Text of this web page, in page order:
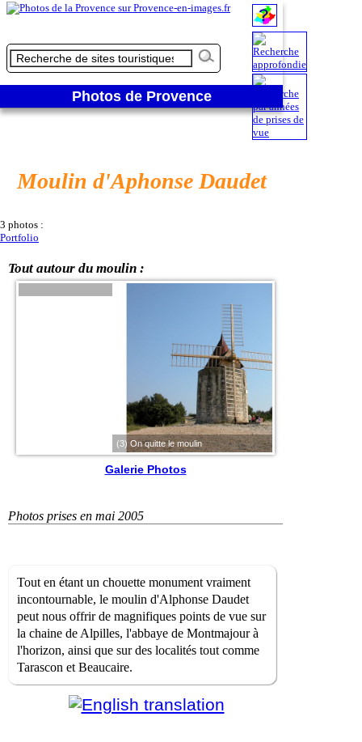
Photos de Provence
Moulin d'Aphonse Daudet
3 photos :
Portfolio
Tout autour du moulin :
(3) On quitte le moulin
Galerie Photos
Photos prises en mai 2005
Tout en étant un chouette monument vraiment
incontournable, le moulin d'Alphonse Daudet
peut nous offrir de magnifiques points de vue sur
la chaine de Alpilles, l'abbaye de Montmajour à
l'horizon, ainsi que sur des localités tout comme
Tarascon et Beaucaire.